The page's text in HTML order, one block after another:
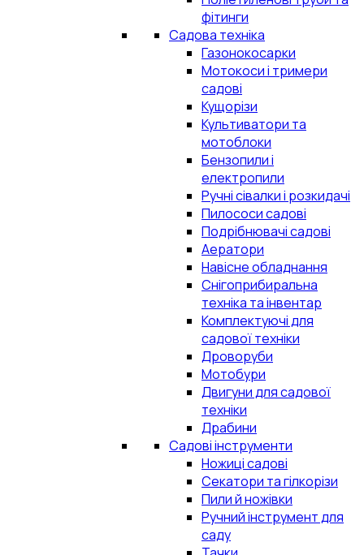
фітинги
Садова техніка
Газонокосарки
Мотокоси і тримери
садові
Кущорізи
Культиватори та
мотоблоки
Бензопили і
електропили
Ручні сівалки і розкидачі
Пилососи садові
Подрібнювачі садові
Аератори
Навісне обладнання
Снігоприбиральна
техніка та інвентар
Комплектуючі для
садової техніки
Дроворуби
Мотобури
Двигуни для садової
техніки
Драбини
Садові інструменти
Ножиці садові
Секатори та гілкорізи
Пили й ножівки
Ручний інструмент для
саду